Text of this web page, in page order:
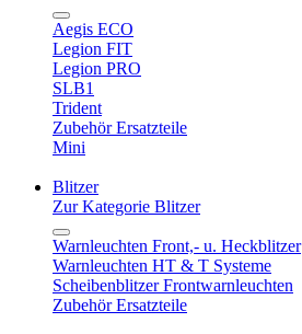
Aegis ECO
Legion FIT
Legion PRO
SLB1
Trident
Zubehör Ersatzteile
Mini
Blitzer
Zur Kategorie Blitzer
Warnleuchten Front,- u. Heckblitzer
Warnleuchten HT & T Systeme
Scheibenblitzer Frontwarnleuchten
Zubehör Ersatzteile